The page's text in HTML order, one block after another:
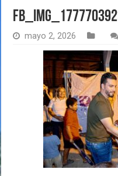
mayo 2, 2026